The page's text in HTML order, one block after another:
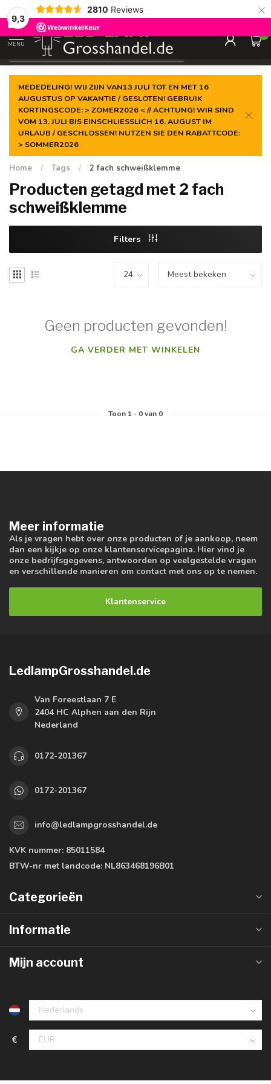
9,3
2810 Reviews ×
Gegarandeerde delaagste prijs
MENU
0
MEDEDELING! WIJ ZIJN VAN13 JULI TOT EN MET 16
AUGUSTUS OP VAKANTIE / GESLOTEN! GEBRUIK
KORTINGSCODE: > ZOMER2026 < // ACHTUNG! WIR SIND
VOM 13. JULI BIS EINSCHLIESSLICH 16. AUGUST IM
URLAUB / GESCHLOSSEN! NUTZEN SIE DEN RABATTCODE:
> SOMMER2026
Home / Tags / 2 fach schweißklemme
Producten getagd met 2 fach
schweißklemme
Filters
Geen producten gevonden!
GA VERDER MET WINKELEN
Toon 1- 0van 0
Meer informatie
Als je vragen hebt over onze producten of je aankoop, neem
dan een kijkje op onze klantenservicepagina. Hier vind je
onze bedrijfsgegevens, antwoorden op veelgestelde vragen
en verschillende manieren om contact met ons op te nemen.
Klantenservice
LedlampGrosshandel.de
Van Foreestlaan 7 E
2404 HC Alphen aan den Rijn
Nederland
0172-201367
0172-201367
info@ledlampgrosshandel.de
KVK nummer: 85011584
BTW-nr met landcode: NL863468196B01
Categorieën
Informatie
Mijn account
€